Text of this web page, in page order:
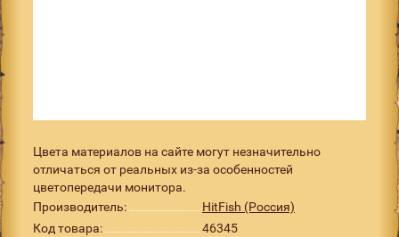
Цвета материалов на сайте могут незначительно
отличаться от реальных из-за особенностей
цветопередачи монитора.
Производитель:
HitFish (Россия)
Код товара:
46345